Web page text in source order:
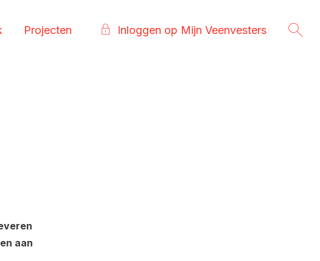
Projecten Inloggen op Mijn Veenvesters
aan